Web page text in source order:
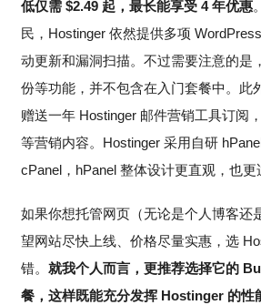
低仅需 $2.49 起，最长能享受 4 年优惠
民，Hostinger 依然提供多项
动更新和漏洞扫描。不过需要注意的是
份等功能，并不包含在入门套餐中。此
赠送一年 Hostinger 邮件营销工具订阅
等营销内容。Hostinger 采用自研
cPanel，hPanel 整体设计更直观，也更
如果你想托管网页（无论是个人博客还
望网站尽快上线、价格尽量实惠，选
错。 就我个人而言，更推荐选择它的
餐，这样既能充分发挥 Hostinger 的性